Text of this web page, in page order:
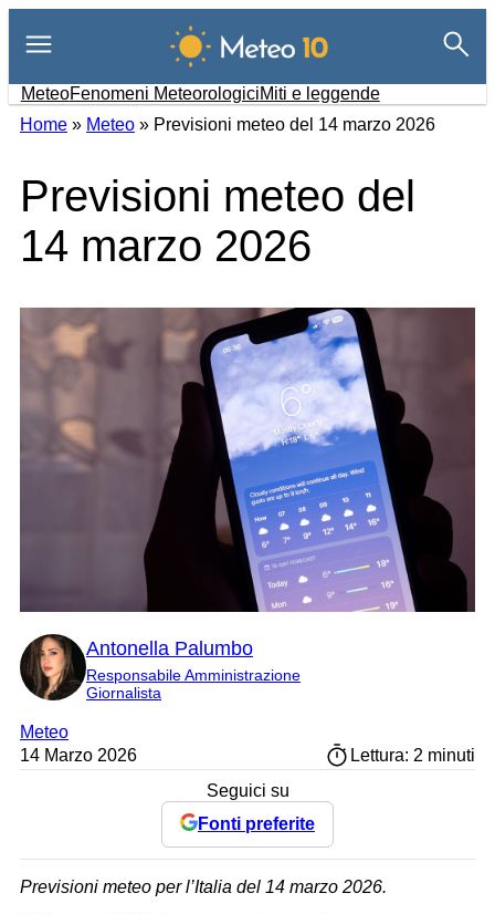
contenuto
MeteoFenomeni MeteorologiciMiti e leggende
Home » Meteo » Previsioni meteo del 14 marzo 2026
Previsioni meteo del
14 marzo 2026
Antonella Palumbo
Responsabile Amministrazione
Giornalista
Meteo
14 Marzo 2026
Lettura: 2 minuti
Seguici su
Fonti preferite
Previsioni meteo per l’Italia del 14 marzo 2026.